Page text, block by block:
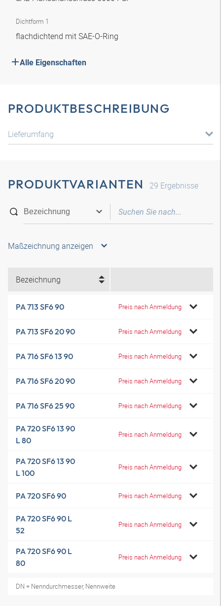
Dichtform 1
flachdichtend mit SAE-O-Ring
Alle Eigenschaften
PRODUKTBESCHREIBUNG
Lieferumfang
PRODUKTVARIANTEN 29 Ergebnisse
Maßzeichnung anzeigen
Bezeichnung
PA 713 SF6 90 Preis nach Anmeldung
PA 713 SF6 20 90 Preis nach Anmeldung
PA 716 SF6 13 90 Preis nach Anmeldung
PA 716 SF6 20 90 Preis nach Anmeldung
PA 716 SF6 25 90 Preis nach Anmeldung
PA 720 SF6 13 90
L 80
Preis nach Anmeldung
PA 720 SF6 13 90
L 100
Preis nach Anmeldung
PA 720 SF6 90 Preis nach Anmeldung
PA 720 SF6 90 L
52
Preis nach Anmeldung
PA 720 SF6 90 L
80
Preis nach Anmeldung
DN = Nenndurchmesser, Nennweite